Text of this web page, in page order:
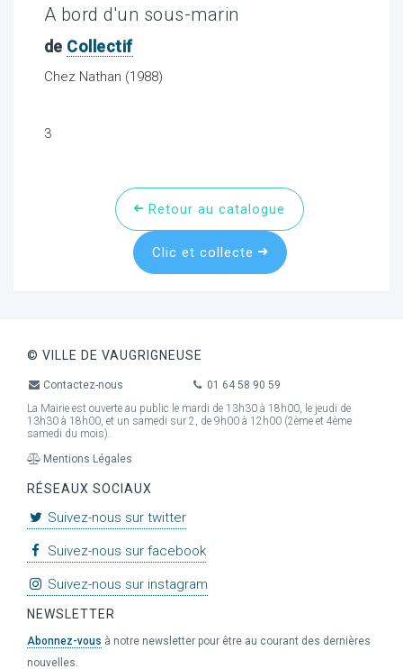
A bord d'un sous-marin
de Collectif
Chez Nathan (1988)
3
Retour au catalogue
Clic et collecte
© VILLE DE VAUGRIGNEUSE
Contactez-nous
01 64 58 90 59
La Mairie est ouverte au public le mardi de 13h30 à 18h00, le jeudi de
13h30 à 18h00, et un samedi sur 2, de 9h00 à 12h00 (2ème et 4ème
samedi du mois).
Mentions Légales
RÉSEAUX SOCIAUX
Suivez-nous sur twitter
Suivez-nous sur facebook
Suivez-nous sur instagram
NEWSLETTER
Abonnez-vous à notre newsletter pour être au courant des dernières
nouvelles.